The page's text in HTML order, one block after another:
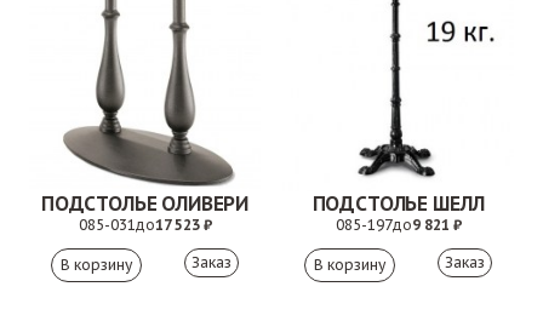
ПОДСТОЛЬЕ ОЛИВЕРИ
085-031до17 523 ₽
Заказ
ПОДСТОЛЬЕ ШЕЛЛ
085-197до9 821 ₽
Заказ